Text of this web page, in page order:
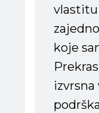
koje